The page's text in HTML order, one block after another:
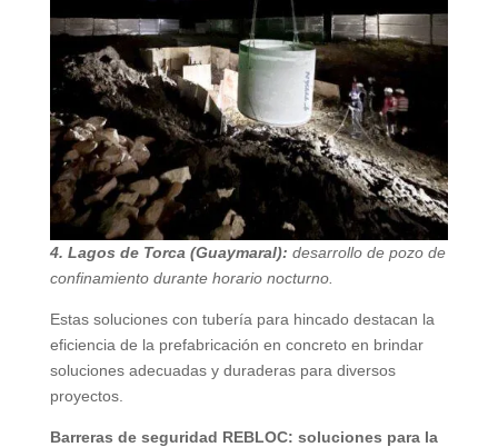
4.⁠ ⁠Lagos de Torca (Guaymaral): desarrollo de pozo de
confinamiento durante horario nocturno.
Estas soluciones con tubería para hincado destacan la
eficiencia de la prefabricación en concreto en brindar
soluciones adecuadas y duraderas para diversos
proyectos.
Barreras de seguridad REBLOC: soluciones para la